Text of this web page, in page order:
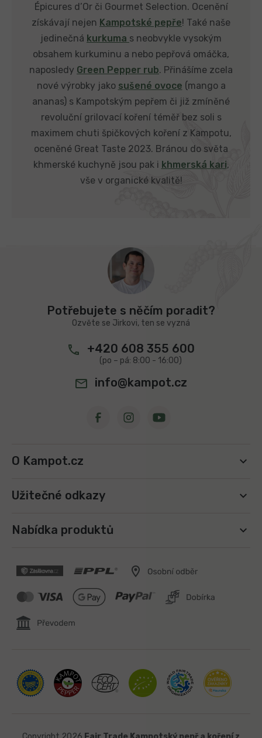
Épicures d’Or či Gourmet Selection. Ocenění
získávají nejen Kampotské pepře! Také naše
jedinečná kurkuma s neobvykle vysokým
obsahem kurkuminu a nebo pepřová omáčka,
naposledy Green Pepper rub. Přinášíme zcela
nové výrobky jako sušené ovoce (mango a
ananas) s Kampotským pepřem či již zmíněné
revoluční grilovací koření téměř bez soli s
maximem chuti špičkových koření z Kampotu,
oceněné Great Taste 2023. Bránou do světa
khmerské kuchyně jsou pak i khmerská kari,
vše v organické kvalitě!
Potřebujete s něčím poradit?
Ozvěte se Jirkovi, ten se vyzná
+420 608 355 600
info@kampot.cz
O Kampot.cz
Užitečné odkazy
Nabídka produktů